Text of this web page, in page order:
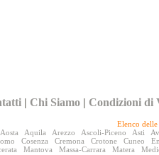
| Chi Siamo | Condizioni di
Elenco
Aosta Aquila Arezzo Ascoli-Piceno Asti
Cosenza Cremona Crotone Cuneo
Mantova Massa-Carrara Matera